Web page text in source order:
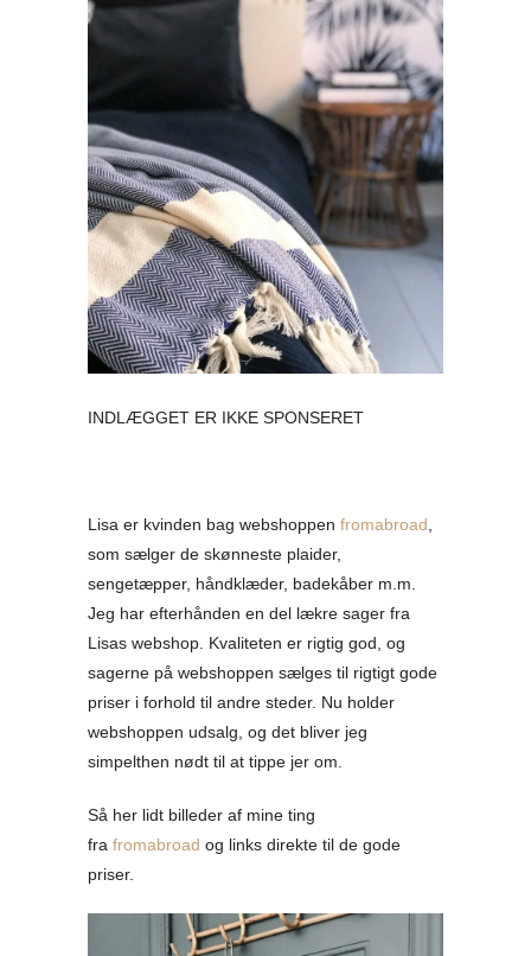
INDLÆGGET ER IKKE SPONSERET
Lisa er kvinden bag webshoppen fromabroad
som sælger de skønneste plaider,
sengetæpper, håndklæder, badekåber m.m.
Jeg har efterhånden en del lækre sager fra
Lisas webshop. Kvaliteten er rigtig god, og
sagerne på webshoppen sælges til rigtigt gode
priser i forhold til andre steder. Nu holder
webshoppen udsalg, og det bliver jeg
simpelthen nødt til at tippe jer om.
Så her lidt billeder af mine ting
fra fromabroad og links direkte til de gode
priser.